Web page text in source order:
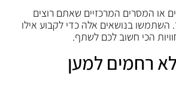
או המסרים המרכזיים שאתם רוצים
השתמשו בנושאים אלה כדי לקבוע אילו
הכי חשוב לכם לשתף.
רחמים למען